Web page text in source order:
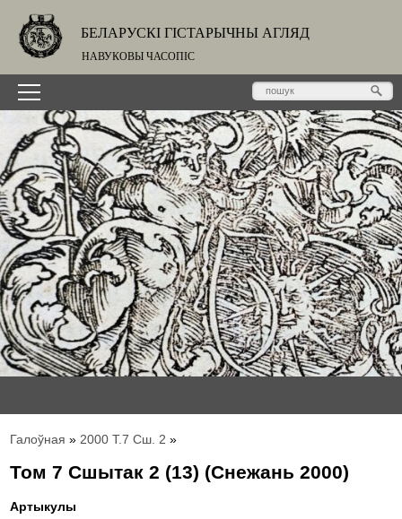
БЕЛАРУСКІ ГІСТАРЫЧНЫ АГЛЯД
НАВУКОВЫ ЧАСОПІС
Галоўная » 2000 Т.7 Сш. 2 »
Том 7 Сшытак 2 (13) (Снежань 2000)
Артыкулы